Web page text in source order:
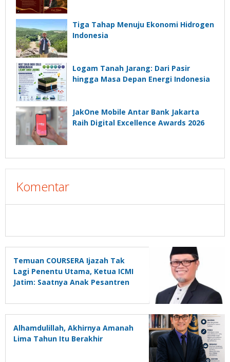
Tiga Tahap Menuju Ekonomi Hidrogen
Indonesia
Logam Tanah Jarang: Dari Pasir
hingga Masa Depan Energi Indonesia
JakOne Mobile Antar Bank Jakarta
Raih Digital Excellence Awards 2026
Komentar
Temuan COURSERA Ijazah Tak
Lagi Penentu Utama, Ketua ICMI
Jatim: Saatnya Anak Pesantren
Alhamdulillah, Akhirnya Amanah
Lima Tahun Itu Berakhir